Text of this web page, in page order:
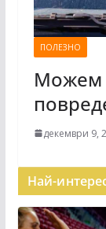
ПОЛЕЗНО
Можем
декември 9,
Най-